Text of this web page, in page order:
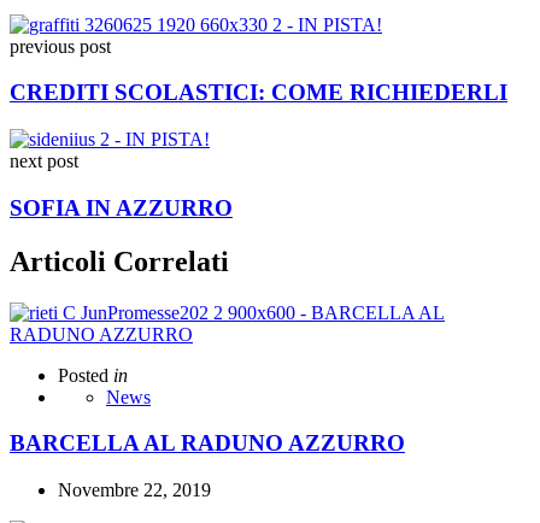
previous post
CREDITI SCOLASTICI: COME RICHIEDERLI
next post
SOFIA IN AZZURRO
Articoli Correlati
Posted in
News
BARCELLA AL RADUNO AZZURRO
Novembre 22, 2019